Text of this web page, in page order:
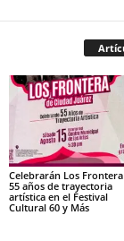
Celebrarán Los Frontera
55 años de trayectoria
artística en el Festival
Cultural 60 y Más